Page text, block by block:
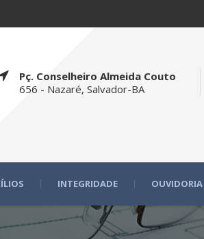
Pç. Conselheiro Almeida Couto
656 - Nazaré, Salvador-BA
INTEGRIDADE OUVIDORIA